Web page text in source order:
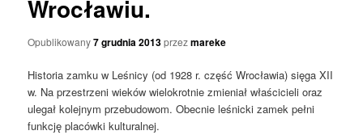
Wrocławiu.
Opublikowany7 grudnia 2013przezmareke
Historia zamku w Leśnicy (od 1928 r. część Wrocławia) sięga XII
w. Na przestrzeni wieków wielokrotnie zmieniał właścicieli oraz
ulegał kolejnym przebudowom. Obecnie leśnicki zamek pełni
funkcję placówki kulturalnej.